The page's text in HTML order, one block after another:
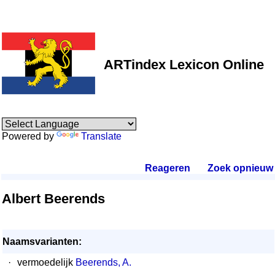
ARTindex Lexicon Online
Powered by Translate
Reageren Zoek opnieuw.
Albert Beerends
Naamsvarianten:
·
vermoedelijk Beerends, A.